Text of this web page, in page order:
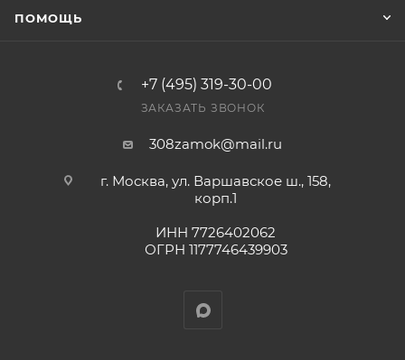
счете после проверки товара на наличие на складе.
ПОМОЩЬ
+7 (495) 319-30-00
ЗАКАЗАТЬ ЗВОНОК
308zamok@mail.ru
г. Москва, ул. Варшавское ш., 158,
корп.1
ИНН 7726402062
ОГРН 1177746439903